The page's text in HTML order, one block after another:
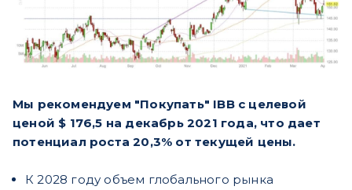
Мы рекомендуем "Покупать" IBB с целевой
ценой $ 176,5 на декабрь 2021 года, что дает
потенциал роста 20,3% от текущей цены.
К 2028 году объем глобального рынка